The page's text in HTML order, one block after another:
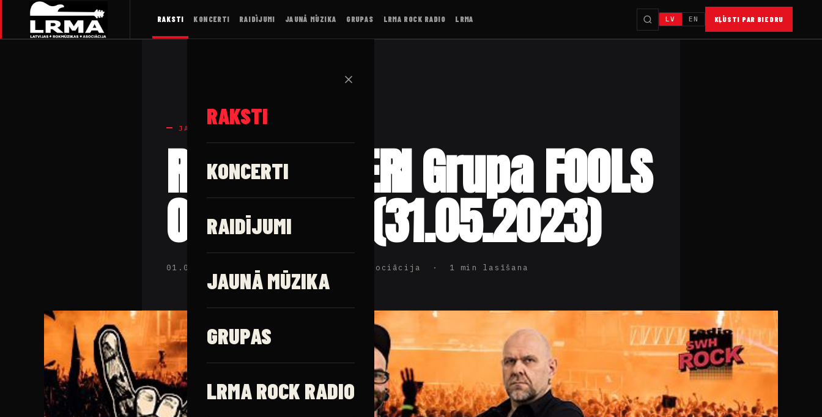
RAKSTI KONCERTI RAIDĪJUMI JAUNĀ MŪZIKA GRUPAS LRMA ROCK RADIO LRMA LV EN KĻŪSTI PAR BIEDRU
✕
RAKSTI
KONCERTI
RAIDĪJUMI
JAUNĀ MŪZIKA
GRUPAS
LRMA ROCK RADIO
JAUNUMI
ROKA NEMIERI Grupa FOOLS
ON PARADE (31.05.2023)
01.06.2023 · Latvijas Rokmūzikas Asociācija · 1 min lasīšana